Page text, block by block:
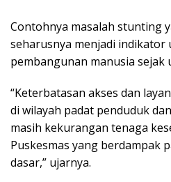
Contohnya masalah stunting
seharusnya menjadi indikator
pembangunan manusia sejak
“Keterbatasan akses dan
di wilayah padat penduduk
masih kekurangan tenaga
Puskesmas yang berdampak
dasar,” ujarnya.